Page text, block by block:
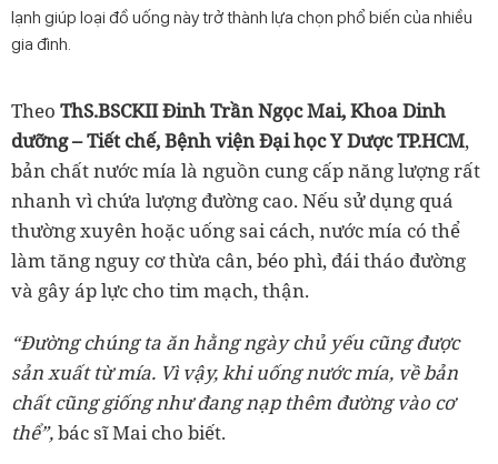
lạnh giúp loại đồ uống này trở thành lựa chọn phổ biến của nhiều
gia đình.
Theo ThS.BSCKII Đinh Trần Ngọc Mai, Khoa Dinh
dưỡng – Tiết chế, Bệnh viện Đại học Y Dược TP.HCM,
bản chất nước mía là nguồn cung cấp năng lượng rất
nhanh vì chứa lượng đường cao. Nếu sử dụng quá
thường xuyên hoặc uống sai cách, nước mía có thể
làm tăng nguy cơ thừa cân, béo phì, đái tháo đường
và gây áp lực cho tim mạch, thận.
“Đường chúng ta ăn hằng ngày chủ yếu cũng được
sản xuất từ mía. Vì vậy, khi uống nước mía, về bản
chất cũng giống như đang nạp thêm đường vào cơ
thể”,bác sĩ Mai cho biết.